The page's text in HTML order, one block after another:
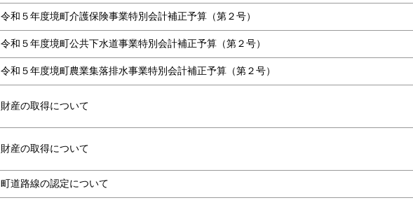
令和５年度境町介護保険事業特別会計補正予算（第２号）
令和５年度境町公共下水道事業特別会計補正予算（第２号）
令和５年度境町農業集落排水事業特別会計補正予算（第２号）
財産の取得について
財産の取得について
町道路線の認定について